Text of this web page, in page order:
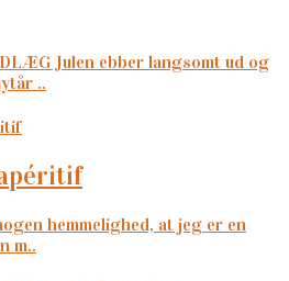
Julen ebber langsomt ud og
..
hemmelighed, at jeg er en
m..